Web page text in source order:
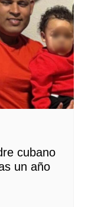
cubano
un año